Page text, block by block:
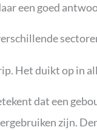
een goed
Het duikt op in
dat een
zijn.